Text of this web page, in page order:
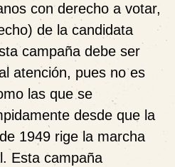
con derecho a votar,
de la candidata
campaña debe ser
atención, pues no es
las que se
desde que la
1949 rige la marcha
Esta campaña